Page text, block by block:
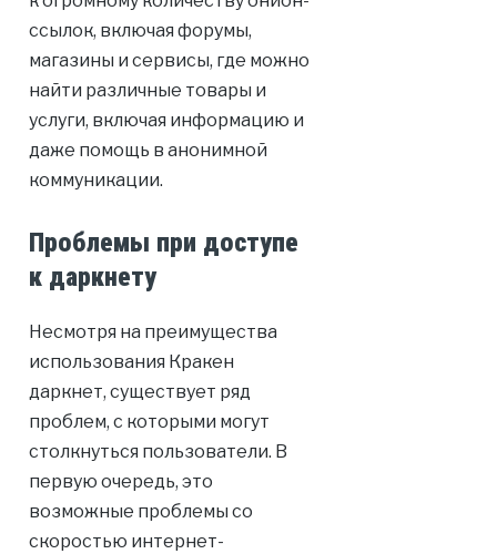
ссылок, включая форумы,
магазины и сервисы, где можно
найти различные товары и
услуги, включая информацию и
даже помощь в анонимной
коммуникации.
Проблемы при доступе
к даркнету
Несмотря на преимущества
использования Кракен
даркнет, существует ряд
проблем, с которыми могут
столкнуться пользователи. В
первую очередь, это
возможные проблемы со
скоростью интернет-